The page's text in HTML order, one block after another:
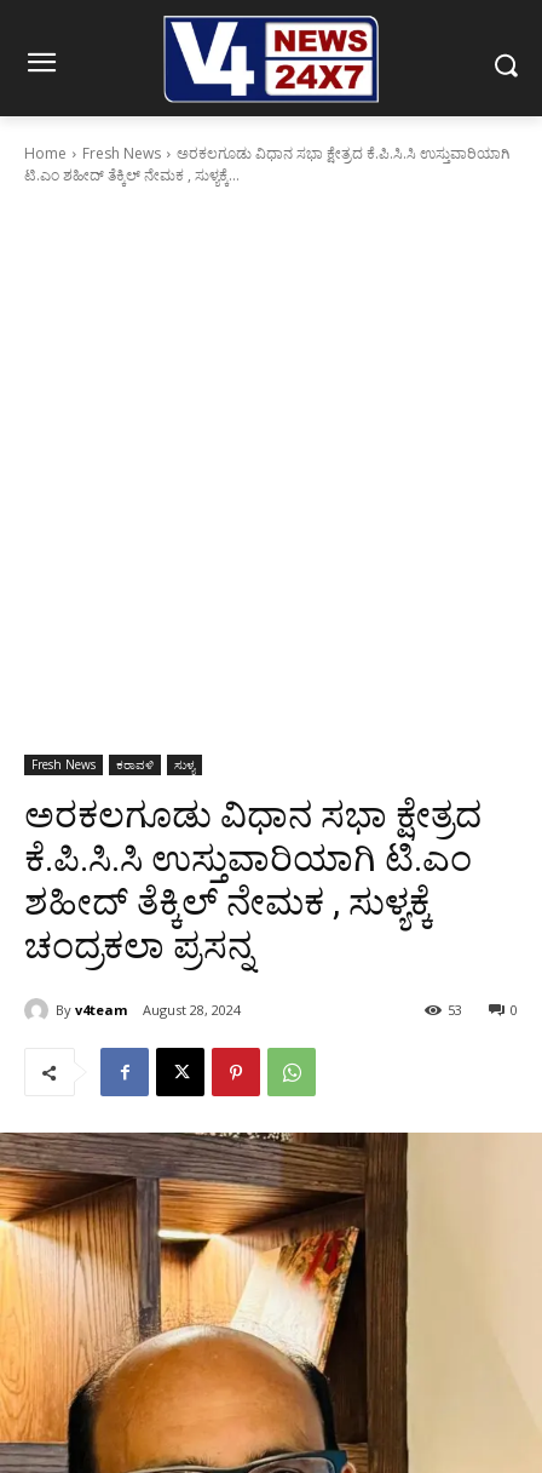
Home Fresh News
ಅರಕಲಗೂಡು ವಿಧಾನ ಸಭಾ ಕ್ಷೇತ್ರದ ಕೆ.ಪಿ.ಸಿ.ಸಿ ಉಸ್ತುವಾರಿಯಾಗಿ
ಟಿ.ಎಂ ಶಹೀದ್ ತೆಕ್ಕಿಲ್ ನೇಮಕ , ಸುಳ್ಯಕ್ಕೆ...
Fresh News ಕರಾವಳಿ ಸುಳ್ಯ
ಅರಕಲಗೂಡು ವಿಧಾನ ಸಭಾ ಕ್ಷೇತ್ರದ
ಕೆ.ಪಿ.ಸಿ.ಸಿ ಉಸ್ತುವಾರಿಯಾಗಿ ಟಿ.ಎಂ
ಶಹೀದ್ ತೆಕ್ಕಿಲ್ ನೇಮಕ , ಸುಳ್ಯಕ್ಕೆ
ಚಂದ್ರಕಲಾ ಪ್ರಸನ್ನ
By v4team August 28, 2024 0
53